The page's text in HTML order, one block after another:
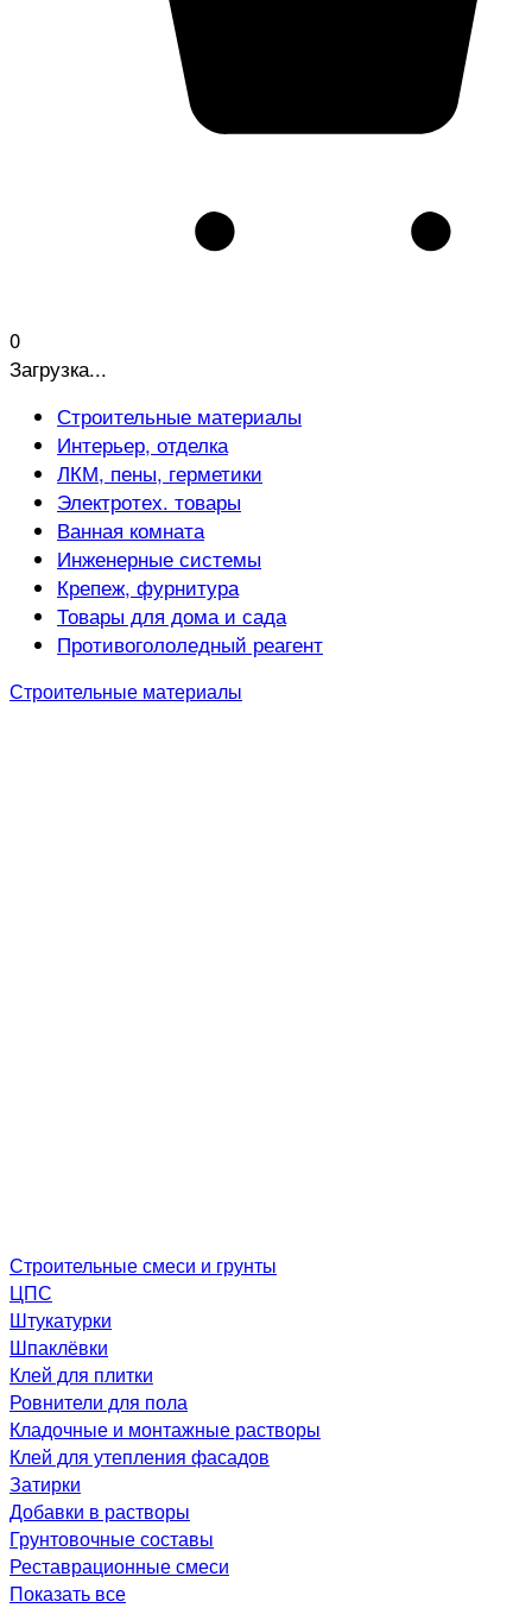
0
Загрузка...
Строительные материалы
Интерьер, отделка
ЛКМ, пены, герметики
Электротех. товары
Ванная комната
Инженерные системы
Крепеж, фурнитура
Товары для дома и сада
Противогололедный реагент
Строительные материалы
Строительные смеси и грунты
ЦПС
Штукатурки
Шпаклёвки
Клей для плитки
Ровнители для пола
Кладочные и монтажные растворы
Клей для утепления фасадов
Затирки
Добавки в растворы
Грунтовочные составы
Реставрационные смеси
Показать все